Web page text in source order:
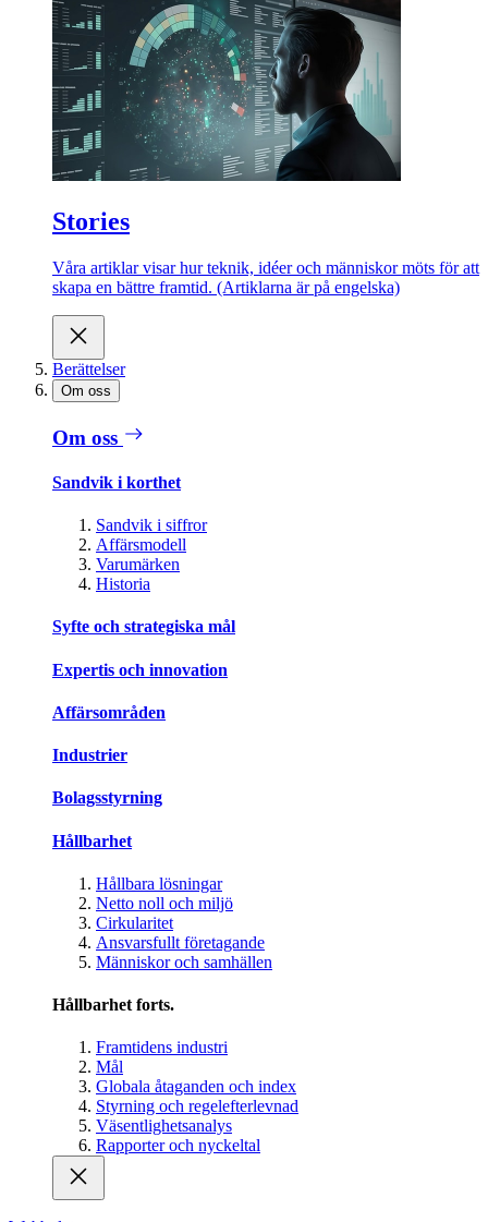
Stories
Våra artiklar visar hur teknik, idéer och människor möts för att
skapa en bättre framtid. (Artiklarna är på engelska)
Berättelser
Om oss
Om oss
Sandvik i korthet
Sandvik i siffror
Affärsmodell
Varumärken
Historia
Syfte och strategiska mål
Expertis och innovation
Affärsområden
Industrier
Bolagsstyrning
Hållbarhet
Hållbara lösningar
Netto noll och miljö
Cirkularitet
Ansvarsfullt företagande
Människor och samhällen
Hållbarhet forts.
Framtidens industri
Mål
Globala åtaganden och index
Styrning och regelefterlevnad
Väsentlighetsanalys
Rapporter och nyckeltal